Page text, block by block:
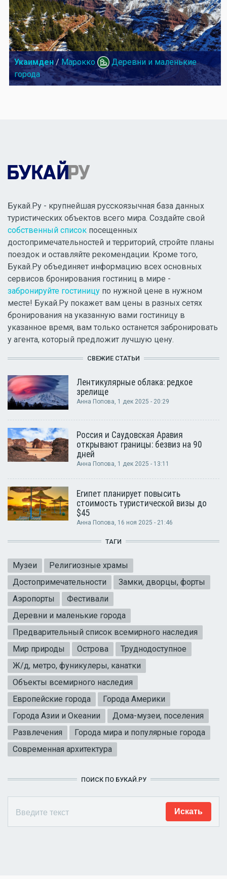
Укаимден/ Марокко
Деревни и маленькие
города
Букай.Ру - крупнейшая русскоязычная база данных
туристических объектов всего мира. Создайте свой
собственный список посещенных
достопримечательностей и территорий, стройте планы
поездок и оставляйте рекомендации. Кроме того,
Букай.Ру объединяет информацию всех основных
сервисов бронирования гостиниц в мире -
забронируйте гостиницу по нужной цене в нужном
месте! Букай.Ру покажет вам цены в разных сетях
бронирования на указанную вами гостиницу в
указанное время, вам только останется забронировать
у агента, который предложит лучшую цену.
СВЕЖИЕ СТАТЬИ
Лентикулярные облака: редкое
зрелище
Анна Попова, 1 дек 2025 - 20:29
Россия и Саудовская Аравия
открывают границы: безвиз на 90
дней
Анна Попова, 1 дек 2025 - 13:11
Египет планирует повысить
стоимость туристической визы до
$45
Анна Попова, 16 ноя 2025 - 21:46
ТАГИ
Музеи
Религиозные храмы
Достопримечательности
Замки, дворцы, форты
Аэропорты
Фестивали
Деревни и маленькие города
Предварительный список всемирного наследия
Мир природы
Острова
Труднодоступное
Ж/д, метро, фуникулеры, канатки
Объекты всемирного наследия
Европейские города
Города Америки
Города Азии и Океании
Дома-музеи, поселения
Развлечения
Города мира и популярные города
Современная архитектура
ПОИСК ПО БУКАЙ.РУ